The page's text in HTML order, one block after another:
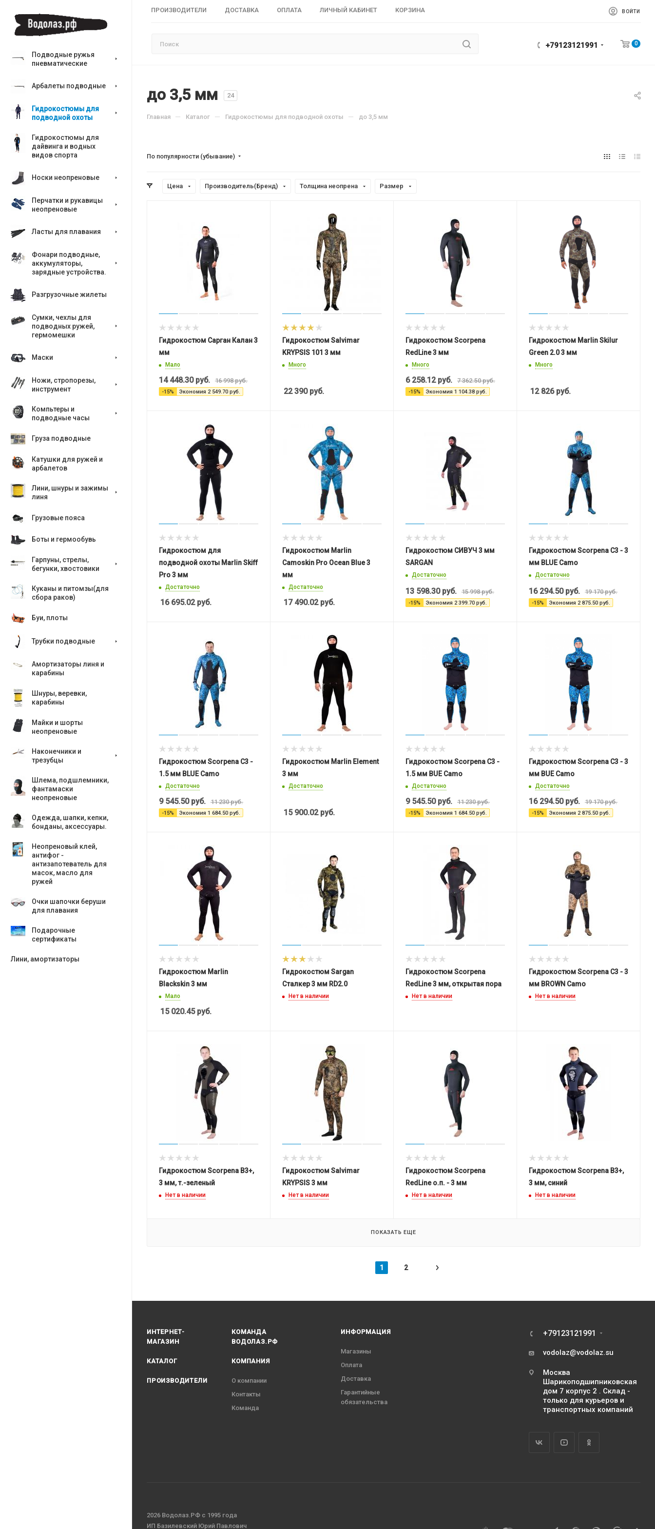
ПРОИЗВОДИТЕЛИ ДОСТАВКА ОПЛАТА ЛИЧНЫЙ КАБИНЕТ КОРЗИНА ВОЙТИ
+79123121991 0
Подводные ружья
пневматические
Арбалеты подводные
Гидрокостюмы для
подводной охоты
Гидрокостюмы для
дайвинга и водных
видов спорта
Носки неопреновые
Перчатки и рукавицы
неопреновые
Ласты для плавания
Фонари подводные,
аккумуляторы,
зарядные устройства.
Разгрузочные жилеты
Сумки, чехлы для
подводных ружей,
гермомешки
Маски
Ножи, стропорезы,
инструмент
Компьтеры и
подводные часы
Груза подводные
Катушки для ружей и
арбалетов
Лини, шнуры и зажимы
линя
Грузовые пояса
Боты и гермообувь
Гарпуны, стрелы,
бегунки, хвостовики
Куканы и питомзы(для
сбора раков)
Буи, плоты
Трубки подводные
Амортизаторы линя и
карабины
Шнуры, веревки,
карабины
Майки и шорты
неопреновые
Наконечники и
трезубцы
Шлема, подшлемники,
фантамаски
неопреновые
Одежда, шапки, кепки,
бонданы, аксесcуары.
Неопреновый клей,
антифог -
антизапотеватель для
масок, масло для
ружей
Очки шапочки беруши
для плавания
Подарочные
сертификаты
Лини, амортизаторы
до 3,5 мм 24
Главная — Каталог — Гидрокостюмы для подводной охоты — до 3,5 мм
По популярности (убывание)
Цена Производитель(Бренд) Толщина неопрена Размер
Гидрокостюм Сарган Калан 3
мм
Мало
14 448.30руб. 16 998руб.
-15% Экономия 2 549.70 руб.
Гидрокостюм Salvimar
KRYPSIS 101 3 мм
Много
22 390руб.
Гидрокостюм Scorpena
RedLine 3 мм
Много
6 258.12руб. 7 362.50руб.
-15% Экономия 1 104.38 руб.
Гидрокостюм Marlin Skilur
Green 2.0 3 мм
Много
12 826руб.
Гидрокостюм для
подводной охоты Marlin Skiff
Pro 3 мм
Достаточно
16 695.02руб.
Гидрокостюм Marlin
Camoskin Pro Ocean Blue 3
мм
Достаточно
17 490.02руб.
Гидрокостюм СИВУЧ 3 мм
SARGAN
Достаточно
13 598.30руб. 15 998руб.
-15% Экономия 2 399.70 руб.
Гидрокостюм Scorpena C3 - 3
мм BLUE Camo
Достаточно
16 294.50руб. 19 170руб.
-15% Экономия 2 875.50 руб.
Гидрокостюм Scorpena C3 -
1.5 мм BLUE Camo
Достаточно
9 545.50руб. 11 230руб.
-15% Экономия 1 684.50 руб.
Гидрокостюм Marlin Element
3 мм
Достаточно
15 900.02руб.
Гидрокостюм Scorpena C3 -
1.5 мм BUE Camo
Достаточно
9 545.50руб. 11 230руб.
-15% Экономия 1 684.50 руб.
Гидрокостюм Scorpena C3 - 3
мм BUE Camo
Достаточно
16 294.50руб. 19 170руб.
-15% Экономия 2 875.50 руб.
Гидрокостюм Marlin
Blackskin 3 мм
Мало
15 020.45руб.
Гидрокостюм Sargan
Сталкер 3 мм RD2.0
Нет в наличии
Гидрокостюм Scorpena
RedLine 3 мм, открытая пора
Нет в наличии
Гидрокостюм Scorpena C3 - 3
мм BROWN Camo
Нет в наличии
Гидрокостюм Scorpena B3+,
3 мм, т.-зеленый
Нет в наличии
Гидрокостюм Salvimar
KRYPSIS 3 мм
Нет в наличии
Гидрокостюм Scorpena
RedLine о.п. - 3 мм
Нет в наличии
Гидрокостюм Scorpena B3+,
3 мм, синий
Нет в наличии
ПОКАЗАТЬ ЕЩЕ
1 2
ИНТЕРНЕТ-
МАГАЗИН
КАТАЛОГ
ПРОИЗВОДИТЕЛИ
КОМАНДА
ВОДОЛАЗ.РФ
КОМПАНИЯ
О компании
Контакты
Команда
ИНФОРМАЦИЯ
Магазины
Оплата
Доставка
Гарантийные
обязательства
+79123121991
vodolaz@vodolaz.su
Москва
Шарикоподшипниковская
дом 7 корпус 2 . Склад -
только для курьеров и
транспортных компаний
2026 Водолаз.РФ с 1995 года
ИП Базилевский Юрий Павлович